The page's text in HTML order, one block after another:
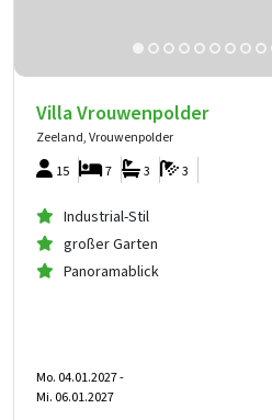
Villa Vrouwenpolder
Zeeland, Vrouwenpolder
15 3
3
7
Industrial-Stil
großer Garten
Panoramablick
Mo. 04.01.2027 -
Mi. 06.01.2027